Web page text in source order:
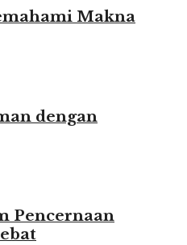
Makna
dengan
Pencernaan